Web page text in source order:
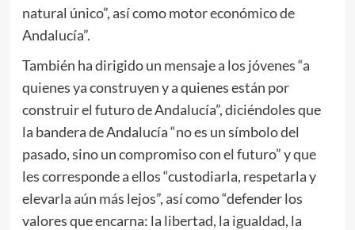
natural único”, así como motor económico de
Andalucía”.
También ha dirigido un mensaje a los jóvenes “a
quienes ya construyen y a quienes están por
construir el futuro de Andalucía”, diciéndoles que
la bandera de Andalucía “no es un símbolo del
pasado, sino un compromiso con el futuro” y que
les corresponde a ellos “custodiarla, respetarla y
elevarla aún más lejos”, así como “defender los
valores que encarna: la libertad, la igualdad, la